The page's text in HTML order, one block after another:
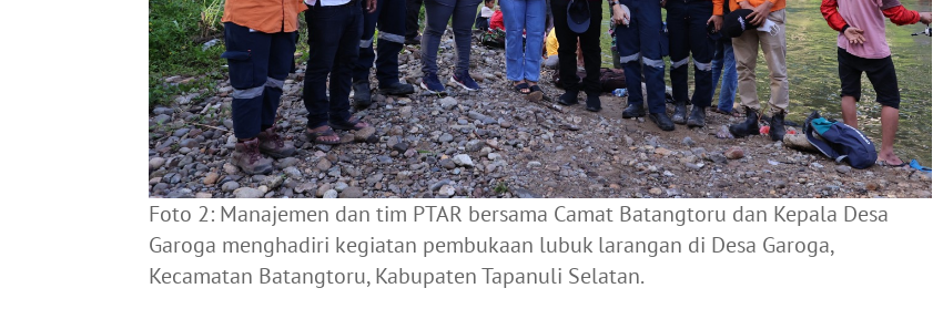
Foto 2: Manajemen dan tim PTAR bersama Camat Batangtoru dan Kepala Desa
Garoga menghadiri kegiatan pembukaan lubuk larangan di Desa Garoga,
Kecamatan Batangtoru, Kabupaten Tapanuli Selatan.